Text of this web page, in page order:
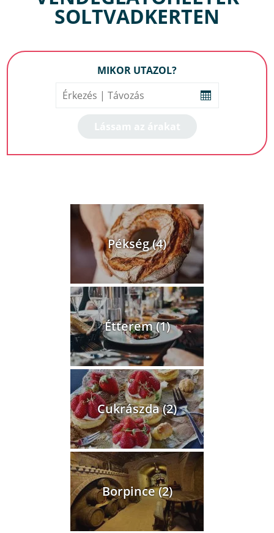
SOLTVADKERTEN
MIKOR UTAZOL?
Pékség (4)
Étterem (1)
Cukrászda (2)
Borpince (2)